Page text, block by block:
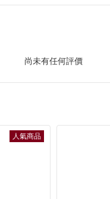
尚未有任何評價
人氣商品